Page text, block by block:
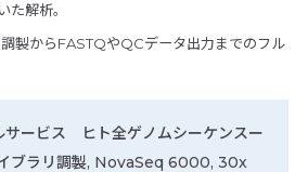
解析。
製からFASTQやQCデータ出力までのフル
ービス ヒト全ゲノムシーケンスー
ブラリ調製, NovaSeq 6000, 30x